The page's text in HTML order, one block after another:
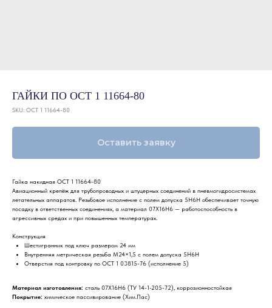
ГАЙКИ ПО ОСТ 1 11664-80
SKU: ОСТ 1 11664-80
Оставить заявку
Гайка накидная ОСТ 1 11664-80
Авиационный крепёж для трубопроводных и штуцерных соединений в пневмогидросистемах
летательных аппаратов. Резьбовое исполнение с полем допуска 5Н6Н обеспечивает точную
посадку в ответственных соединениях, а материал 07Х16Н6 — работоспособность в
агрессивных средах и при повышенных температурах.
Конструкция
Шестигранник под ключ размером 24 мм
Внутренняя метрическая резьба М24×1,5 с полем допуска 5Н6Н
Отверстия под контровку по ОСТ 1 03815-76 (исполнение 5)
Материал изготовления: сталь 07Х16Н6 (ТУ 14-1-205-72), коррозионностойкая
Покрытие: химическое пассивирование (Хим.Пас)